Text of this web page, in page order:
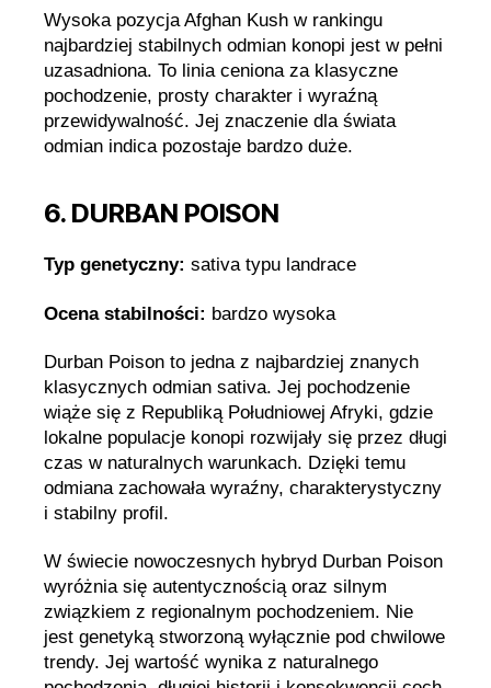
Wysoka pozycja Afghan Kush w rankingu
najbardziej stabilnych odmian konopi jest w pełni
uzasadniona. To linia ceniona za klasyczne
pochodzenie, prosty charakter i wyraźną
przewidywalność. Jej znaczenie dla świata
odmian indica pozostaje bardzo duże.
6. DURBAN POISON
Typ genetyczny: sativa typu landrace
Ocena stabilności: bardzo wysoka
Durban Poison to jedna z najbardziej znanych
klasycznych odmian sativa. Jej pochodzenie
wiąże się z Republiką Południowej Afryki, gdzie
lokalne populacje konopi rozwijały się przez długi
czas w naturalnych warunkach. Dzięki temu
odmiana zachowała wyraźny, charakterystyczny
i stabilny profil.
W świecie nowoczesnych hybryd Durban Poison
wyróżnia się autentycznością oraz silnym
związkiem z regionalnym pochodzeniem. Nie
jest genetyką stworzoną wyłącznie pod chwilowe
trendy. Jej wartość wynika z naturalnego